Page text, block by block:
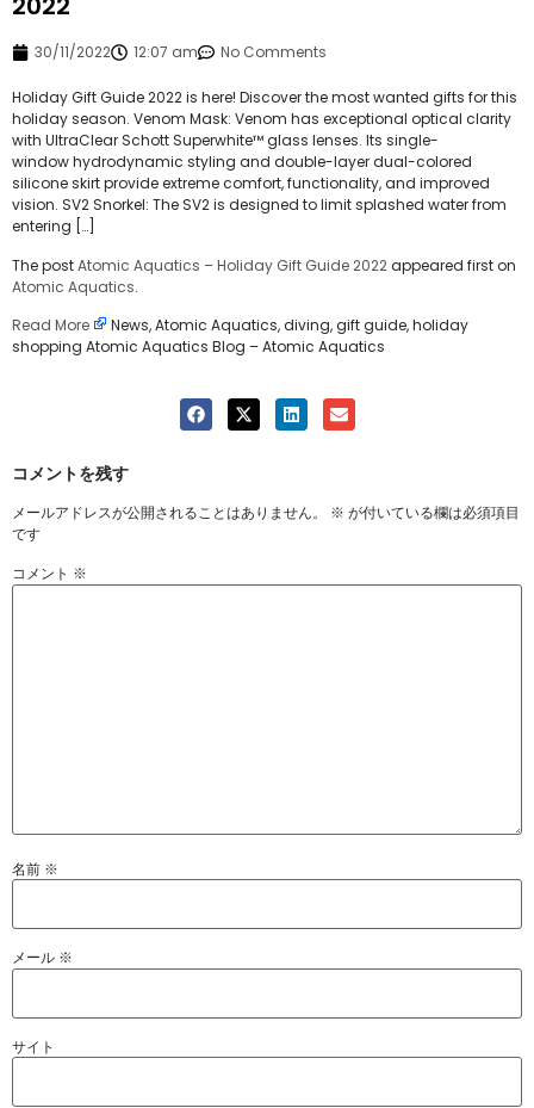
30/11/2022 12:07 am No Comments
Holiday Gift Guide 2022 is here! Discover the most wanted gifts for this
holiday season. Venom Mask: Venom has exceptional optical clarity
with UltraClear Schott Superwhite™ glass lenses. Its single-
window hydrodynamic styling and double-layer dual-colored
silicone skirt provide extreme comfort, functionality, and improved
vision. SV2 Snorkel: The SV2 is designed to limit splashed water from
entering […]
The postAtomic Aquatics – Holiday Gift Guide 2022appeared first on
Atomic Aquatics.
Read More
News, Atomic Aquatics, diving, gift guide, holiday
shopping Atomic Aquatics Blog – Atomic Aquatics
コメントを残す
メールアドレスが公開されることはありません。 ※ が付いている欄は必須項目
です
コメント ※
名前 ※
メール ※
サイト